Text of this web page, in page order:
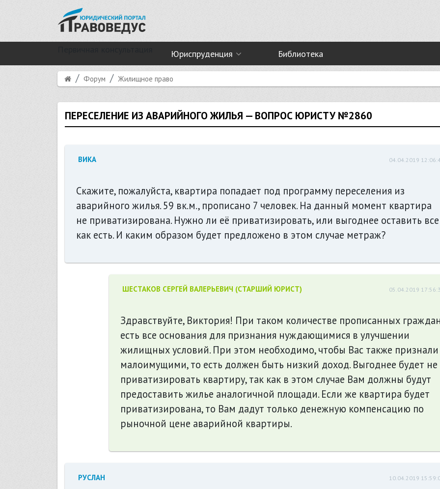
Юриспруденция Библиотека
Форум Жилищное право
ПЕРЕСЕЛЕНИЕ ИЗ АВАРИЙНОГО ЖИЛЬЯ — ВОПРОС ЮРИСТУ №2860
ВИКА 04.04.2019
Скажите, пожалуйста, квартира попадает под программу переселения из
аварийного жилья. 59 вк.м., прописано 7 человек. На данный момент квартира
не приватизирована. Нужно ли её приватизировать, или выгоднее оставить все
как есть. И каким образом будет предложено в этом случае метраж?
ШЕСТАКОВ СЕРГЕЙ ВАЛЕРЬЕВИЧ (СТАРШИЙ ЮРИСТ) 05.04.2019
Здравствуйте, Виктория! При таком количестве прописанных
есть все основания для признания нуждающимися в улучшении
жилищных условий. При этом необходимо, чтобы Вас также признали
малоимущими, то есть должен быть низкий доход. Выгоднее будет не
приватизировать квартиру, так как в этом случае Вам должны будут
предоставить жилье аналогичной площади. Если же квартира будет
приватизирована, то Вам дадут только денежную компенсацию по
рыночной цене аварийной квартиры.
РУСЛАН 10.04.2019